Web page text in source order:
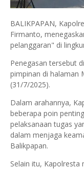
BALIKPAPAN,
Firmanto,
pelanggaran" di
Penegasan tersebut
pimpinan di halaman
(31/7/2025).
Dalam arahannya,
beberapa poin
pelaksanaan tugas
dalam menjaga
Balikpapan.
Selain itu,